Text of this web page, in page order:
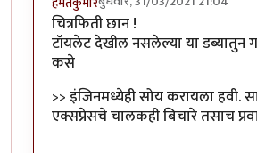
चित्रफिती छान !
टॉयलेट देखील नसलेल्या या डब्यातुन
कसे
>> इंजिनमध्येही सोय करायला हवी.
एक्सप्रेसचे चालकही बिचारे तसाच